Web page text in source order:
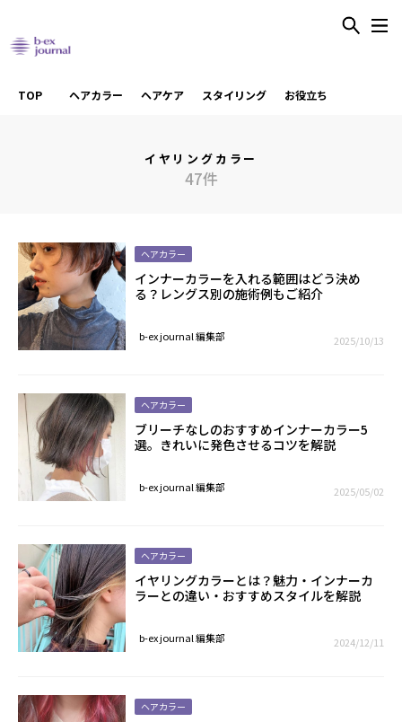
TOP ヘアカラー ヘアケア スタイリング お役立ち
イヤリングカラー
47件
ヘアカラー
インナーカラーを入れる範囲はどう決め
る？レングス別の施術例もご紹介
b-ex journal 編集部 2025/10/13
ヘアカラー
ブリーチなしのおすすめインナーカラー5
選。きれいに発色させるコツを解説
b-ex journal 編集部 2025/05/02
ヘアカラー
イヤリングカラーとは？魅力・インナーカ
ラーとの違い・おすすめスタイルを解説
b-ex journal 編集部 2024/12/11
ヘアカラー